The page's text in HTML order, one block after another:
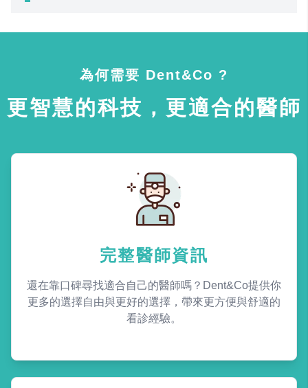
為何需要 Dent&Co ?
更智慧的科技，更適合的醫師
完整醫師資訊
還在靠口碑尋找適合自己的醫師嗎？Dent&Co提供你
更多的選擇自由與更好的選擇，帶來更方便與舒適的
看診經驗。